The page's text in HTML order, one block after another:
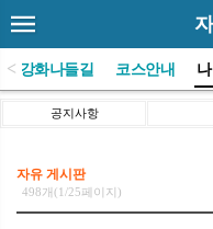
<)강화나들길 코스안내
공지사항
자유 게시판
498개(1/25페이지)